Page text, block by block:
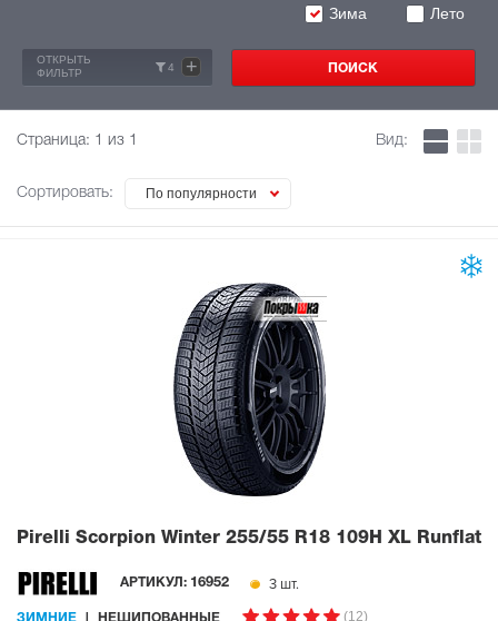
Зима Лето
ОТКРЫТЬ
ФИЛЬТР
4 +
Страница: 1 из 1
Сортировать: По популярности
Вид:
Pirelli Scorpion Winter 255/55 R18 109H XL Runflat
АРТИКУЛ: 16952 3 шт.
ЗИМНИЕ НЕШИПОВАННЫЕ (12)